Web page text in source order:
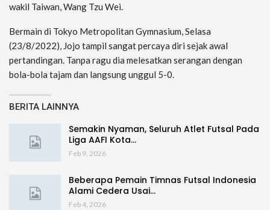
wakil Taiwan, Wang Tzu Wei.
Bermain di Tokyo Metropolitan Gymnasium, Selasa
(23/8/2022), Jojo tampil sangat percaya diri sejak awal
pertandingan. Tanpa ragu dia melesatkan serangan dengan
bola-bola tajam dan langsung unggul 5-0.
BERITA LAINNYA
Semakin Nyaman, Seluruh Atlet Futsal Pada
Liga AAFI Kota…
Feb 9, 2026
Beberapa Pemain Timnas Futsal Indonesia
Alami Cedera Usai…
Feb 4, 2026